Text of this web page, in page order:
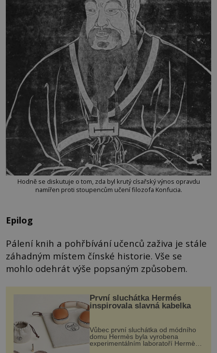
Hodně se diskutuje o tom, zda byl krutý císařský výnos opravdu
namířen proti stoupencům učení filozofa Konfucia.
Epilog
Pálení knih a pohřbívání učenců zaživa je stále
záhadným místem čínské historie. Vše se
mohlo odehrát výše popsaným způsobem.
První sluchátka Hermés
inspirovala slavná kabelka
Vůbec první sluchátka od módního
domu Hermès byla vyrobena
experimentálním laboratoří Hermès